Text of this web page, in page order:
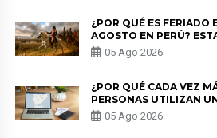
¿POR QUÉ ES FERIADO
AGOSTO EN PERÚ?
HISTORIA
05 Ago 2026
¿POR QUÉ CADA VEZ
PERSONAS UTILIZAN
PARA PROTEGER SU
PRIVACIDAD?
05 Ago 2026